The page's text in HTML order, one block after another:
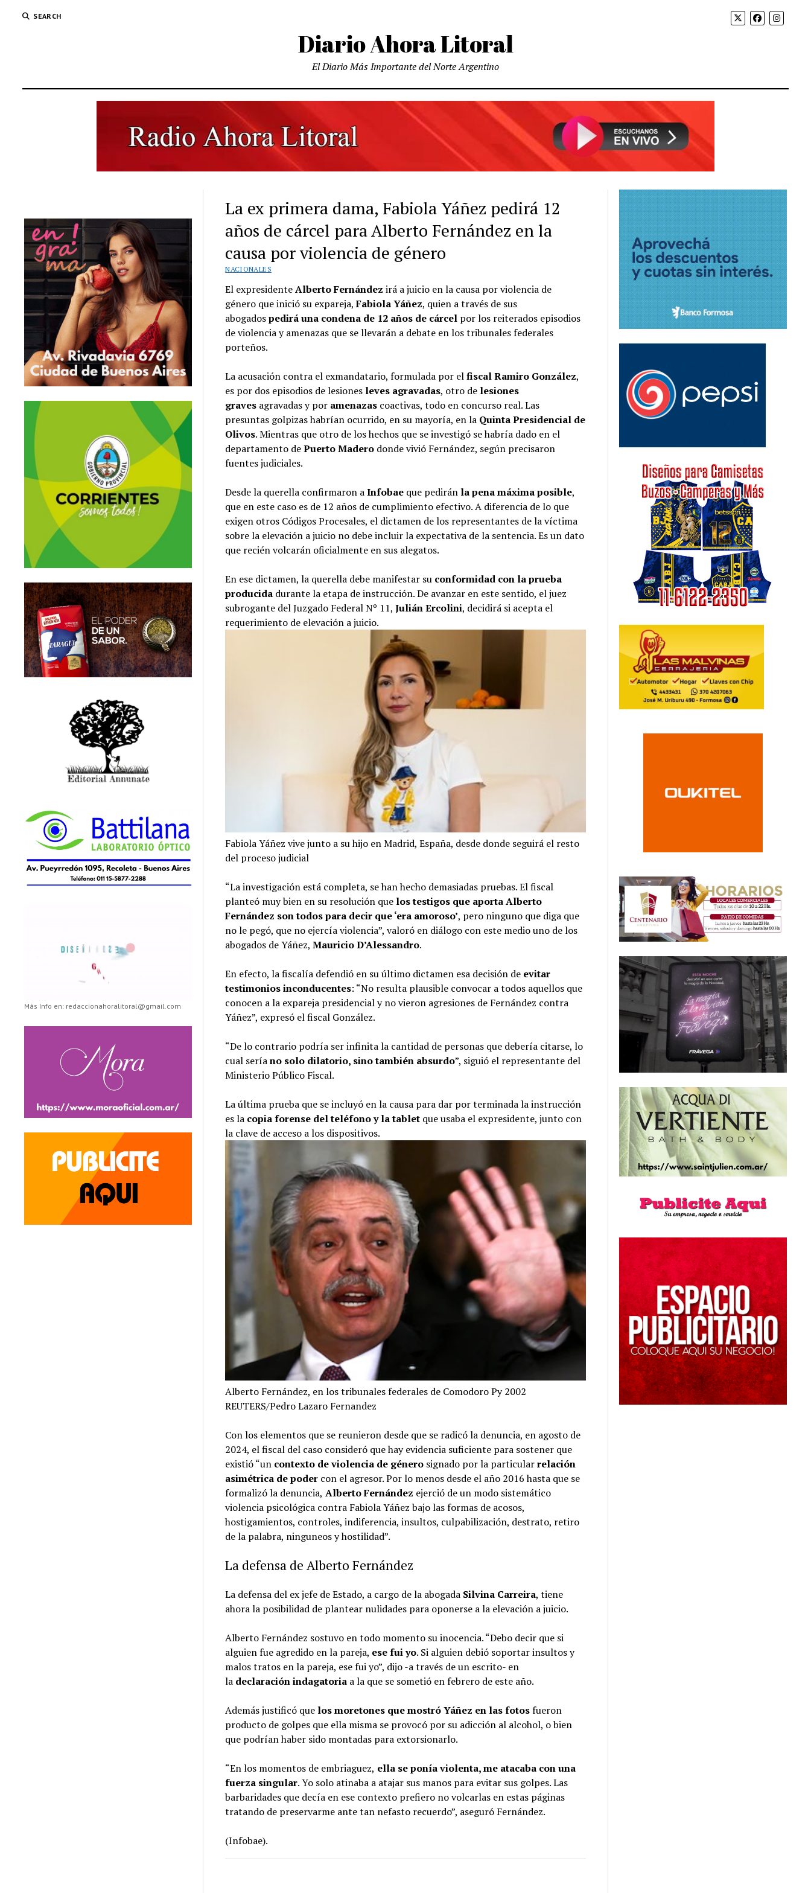
SEARCH
Diario Ahora Litoral
El Diario Más Importante del Norte Argentino
Más Info en: redaccionahoralitoral@gmail.com
La ex primera dama, Fabiola Yáñez pedirá 12
años de cárcel para Alberto Fernández en la
causa por violencia de género
NACIONALES
El expresidenteAlberto Fernández irá a juicio en la causa por violencia de
género que inició su expareja,FabiolaYáñez, quien a través de sus
abogadospedirá una condena de 12 años de cárcel por los reiterados episodios
de violencia y amenazas que se llevarán a debate en los tribunales federales
porteños.
La acusación contra el exmandatario, formulada por elfiscal Ramiro González,
es por dos episodios de lesiones leves agravadas, otro de lesiones
graves agravadas y por amenazas coactivas, todo en concurso real. Las
presuntas golpizas habrían ocurrido, en su mayoría, en la Quinta Presidencial de
Olivos. Mientras que otro de los hechos que se investigó se habría dado en el
departamento dePuerto Madero donde vivió Fernández, según precisaron
fuentes judiciales.
Desde la querella confirmaron aInfobae que pedirán la pena máxima posible,
que en este caso es de 12 años de cumplimiento efectivo. A diferencia de lo que
exigen otros Códigos Procesales, el dictamen de los representantes de la víctima
sobre la elevación a juicio no debe incluir la expectativa de la sentencia. Es un dato
que recién volcarán oficialmente en sus alegatos.
En ese dictamen, la querella debe manifestar su conformidad con la prueba
producida durante la etapa de instrucción. De avanzar en este sentido, el juez
subrogante del Juzgado Federal Nº 11,Julián Ercolini, decidirá si acepta el
requerimiento de elevación a juicio.
Fabiola Yáñez vive junto a su hijo en Madrid, España, desde donde seguirá el resto
del proceso judicial
“La investigación está completa, se han hecho demasiadas pruebas. El fiscal
planteó muy bien en su resolución que los testigos que aporta Alberto
Fernández son todos para decir que ‘era amoroso’, pero ninguno que diga que
no le pegó, que no ejercía violencia”, valoró en diálogo con este medio uno de los
abogados de Yáñez,Mauricio D’Alessandro.
En efecto, la fiscalía defendió en su último dictamen esa decisión de evitar
testimonios inconducentes: “No resulta plausible convocar a todos aquellos que
conocen a la expareja presidencial y no vieron agresiones de Fernández contra
Yáñez”, expresó el fiscal González.
“De lo contrario podría ser infinita la cantidad de personas que debería citarse, lo
cual seríano solo dilatorio, sino también absurdo”, siguió el representante del
Ministerio Público Fiscal.
La última prueba que se incluyó en la causa para dar por terminada la instrucción
es la copia forense del teléfono y la tablet que usaba el expresidente, junto con
la clave de acceso a los dispositivos.
Alberto Fernández, en los tribunales federales de Comodoro Py 2002
REUTERS/Pedro Lazaro Fernandez
Con los elementos que se reunieron desde que se radicó la denuncia, en agosto de
2024, el fiscal del caso consideró que hay evidencia suficiente para sostener que
existió “un contexto de violencia de género signado por la particularrelación
asimétrica de poder con el agresor. Por lo menos desde el año 2016 hasta que se
formalizó la denuncia, Alberto Fernández ejerció de un modo sistemático
violencia psicológica contra Fabiola Yáñez bajo las formas de acosos,
hostigamientos, controles, indiferencia, insultos, culpabilización, destrato, retiro
de la palabra, ninguneos y hostilidad”.
La defensa de Alberto Fernández
La defensa del ex jefe de Estado, a cargo de la abogada Silvina Carreira, tiene
ahora la posibilidad de plantear nulidades para oponerse a la elevación a juicio.
Alberto Fernández sostuvo en todo momento su inocencia. “Debo decir que si
alguien fue agredido en la pareja, ese fui yo. Si alguien debió soportar insultos y
malos tratos en la pareja, ese fui yo”, dijo -a través de un escrito- en
la declaración indagatoria a la que se sometió en febrero de este año.
Además justificó que los moretones que mostró Yáñez en las fotosfueron
producto de golpes que ella misma se provocó por su adicción al alcohol, o bien
que podrían haber sido montadas para extorsionarlo.
“En los momentos de embriaguez, ella se ponía violenta, me atacaba con una
fuerza singular. Yo solo atinaba a atajar sus manos para evitar sus golpes. Las
barbaridades que decía en ese contexto prefiero no volcarlas en estas páginas
tratando de preservarme ante tan nefasto recuerdo”, aseguró Fernández.
(Infobae).